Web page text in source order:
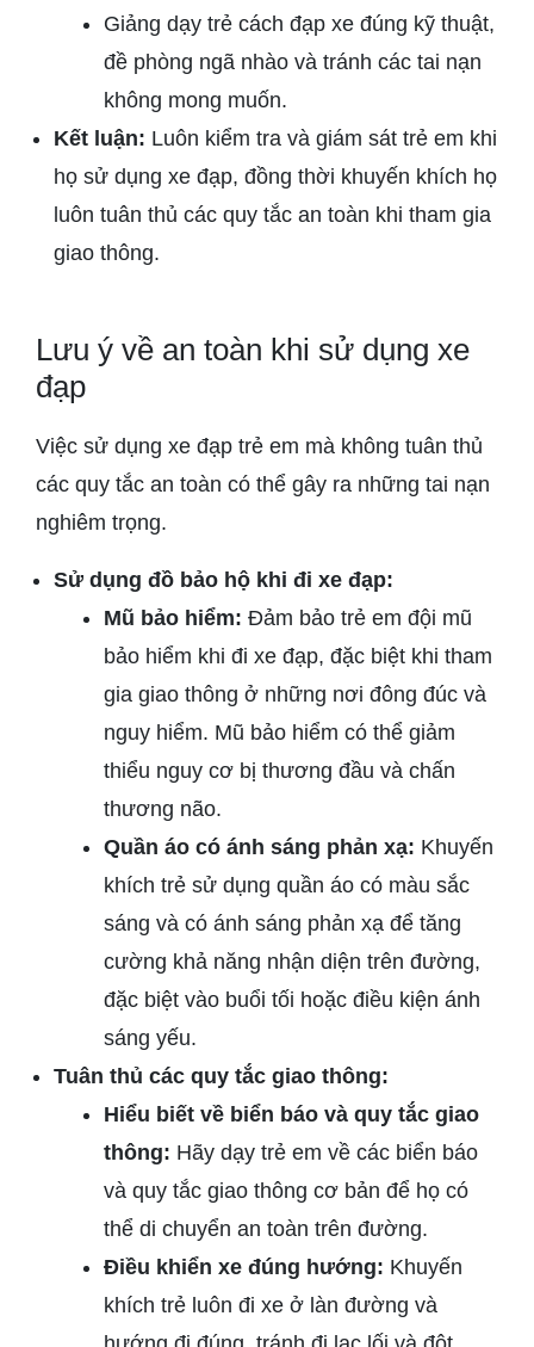
Giảng dạy trẻ cách đạp xe đúng kỹ thuật,
đề phòng ngã nhào và tránh các tai nạn
không mong muốn.
Kết luận: Luôn kiểm tra và giám sát trẻ em khi
họ sử dụng xe đạp, đồng thời khuyến khích họ
luôn tuân thủ các quy tắc an toàn khi tham gia
giao thông.
Lưu ý về an toàn khi sử dụng xe
đạp
Việc sử dụng xe đạp trẻ em mà không tuân thủ
các quy tắc an toàn có thể gây ra những tai nạn
nghiêm trọng.
Sử dụng đồ bảo hộ khi đi xe đạp:
Mũ bảo hiểm: Đảm bảo trẻ em đội mũ
bảo hiểm khi đi xe đạp, đặc biệt khi tham
gia giao thông ở những nơi đông đúc và
nguy hiểm. Mũ bảo hiểm có thể giảm
thiểu nguy cơ bị thương đầu và chấn
thương não.
Quần áo có ánh sáng phản xạ: Khuyến
khích trẻ sử dụng quần áo có màu sắc
sáng và có ánh sáng phản xạ để tăng
cường khả năng nhận diện trên đường,
đặc biệt vào buổi tối hoặc điều kiện ánh
sáng yếu.
Tuân thủ các quy tắc giao thông:
Hiểu biết về biển báo và quy tắc giao
thông: Hãy dạy trẻ em về các biển báo
và quy tắc giao thông cơ bản để họ có
thể di chuyển an toàn trên đường.
Điều khiển xe đúng hướng: Khuyến
khích trẻ luôn đi xe ở làn đường và